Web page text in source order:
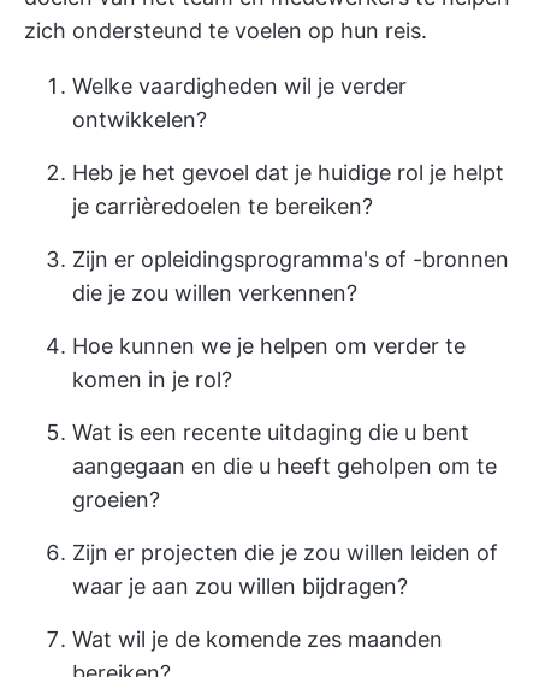
zich ondersteund te voelen op hun reis.
Welke vaardigheden wil je verder
ontwikkelen?
Heb je het gevoel dat je huidige rol je helpt
je carrièredoelen te bereiken?
Zijn er opleidingsprogramma's of -bronnen
die je zou willen verkennen?
Hoe kunnen we je helpen om verder te
komen in je rol?
Wat is een recente uitdaging die u bent
aangegaan en die u heeft geholpen om te
groeien?
Zijn er projecten die je zou willen leiden of
waar je aan zou willen bijdragen?
Wat wil je de komende zes maanden